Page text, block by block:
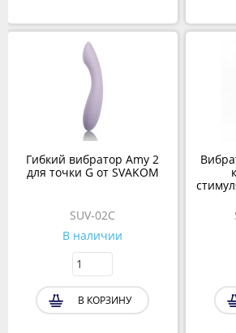
Гибкий вибратор Amy 2
для точки G от SVAKOM
SUV-02C
В наличии
В КОРЗИНУ